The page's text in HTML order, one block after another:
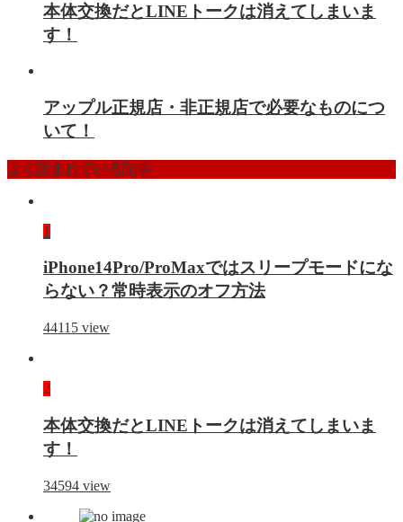
本体交換だとLINEトークは消えてしまいま
す！
アップル正規店・非正規店で必要なものにつ
いて！
よく読まれている記事
1
iPhone14Pro/ProMaxではスリープモードにな
らない？常時表示のオフ方法
44115 view
2
本体交換だとLINEトークは消えてしまいま
す！
34594 view